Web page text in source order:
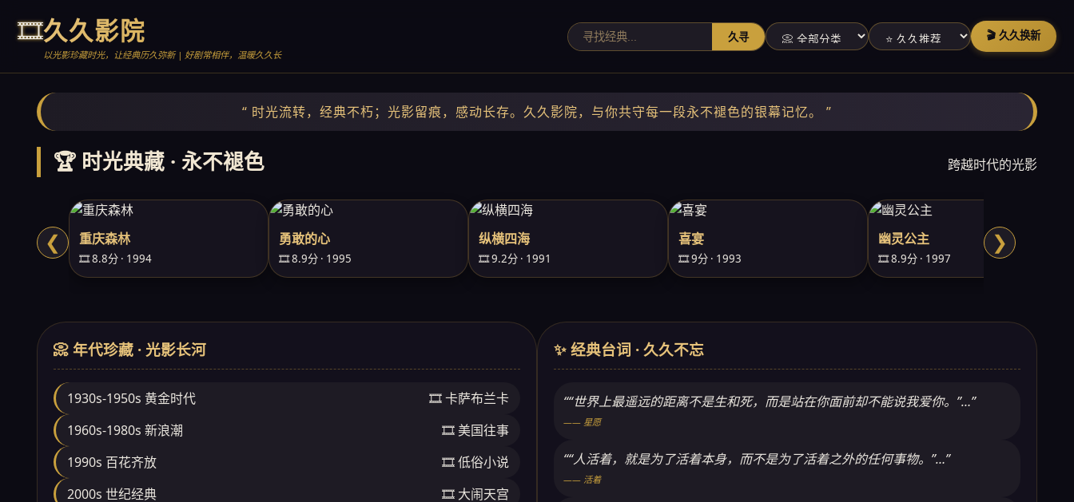
🎞️久久影院
以光影珍藏时光，让经典历久弥新 | 好剧常相伴，温暖久久长
久寻 🎬 久久换新
“ 时光流转，经典不朽；光影留痕，感动长存。久久影院，与你共守每一段永不褪色的银幕记忆。 ”
🏆 时光典藏 · 永不褪色 跨越时代的光影
❮ 重庆森林
🎞️ 8.8分 · 1994
勇敢的心
🎞️ 8.9分 · 1995
纵横四海
🎞️ 9.2分 · 1991
喜宴
🎞️ 9分 · 1993
幽灵公主
🎞️ 8.9分 · 1997
❯
📀 年代珍藏 · 光影长河
1930s-1950s 黄金时代
🎞️ 卡萨布兰卡
1960s-1980s 新浪潮
🎞️ 美国往事
1990s 百花齐放
🎞️ 低俗小说
2000s 世纪经典
🎞️ 大闹天宫
✨ 经典台词 · 久久不忘
““世界上最遥远的距离不是生和死，而是站在你面前却不能说我爱你。”…”
—— 星愿
““人活着，就是为了活着本身，而不是为了活着之外的任何事物。”…”
—— 活着